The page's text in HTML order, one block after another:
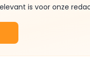
is voor onze